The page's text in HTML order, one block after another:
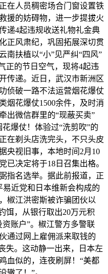
在人员稠密场合门窗设置铁
援的妨碍物，进一步提拔火
递4起违规收送礼物礼金典
正风肃纪，巩固拓展深切贯
南扶植以“小”见严纠“四风”
正的节日空气，现将4起违
传递。近日，武汉市新洲区
侦破一路不法运营烟花爆仗
烟花爆仗1500余件，及时消
出微信群里的“现蔽买卖”
爆仗！体验过“洗剪吹”的
在剃头店洗完头，不只头皮
央视旧事，本地时间2月10
已决定将于18日召集出格。
指名选举。据此前报道，正
近党和日本维新会构成的
椒江洪密斯被诈骗团伙以
饵，从银行取出20万元积
账户”。椒江警方多警联
通过网上雇佣派来取钱的
失。这动静一出来，日本左
血似的，连夜刷屏！“美都